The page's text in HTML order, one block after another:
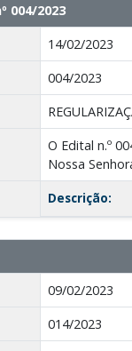
004/2023
14/02/2023
004/2023
O Edital n.º
Nossa
Descrição:
09/02/2023
014/2023